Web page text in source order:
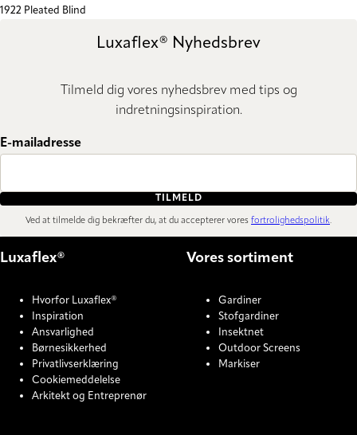
1922 Pleated Blind
Luxaflex® Nyhedsbrev
Tilmeld dig vores nyhedsbrev med tips og
indretningsinspiration.
E-mailadresse
TILMELD
Ved at tilmelde dig bekræfter du, at du accepterer vores fortrolighedspolitik.
Luxaflex®
Hvorfor Luxaflex®
Inspiration
Ansvarlighed
Børnesikkerhed
Privatlivserklæring
Cookiemeddelelse
Arkitekt og Entreprenør
Vores sortiment
Gardiner
Stofgardiner
Insektnet
Outdoor Screens
Markiser